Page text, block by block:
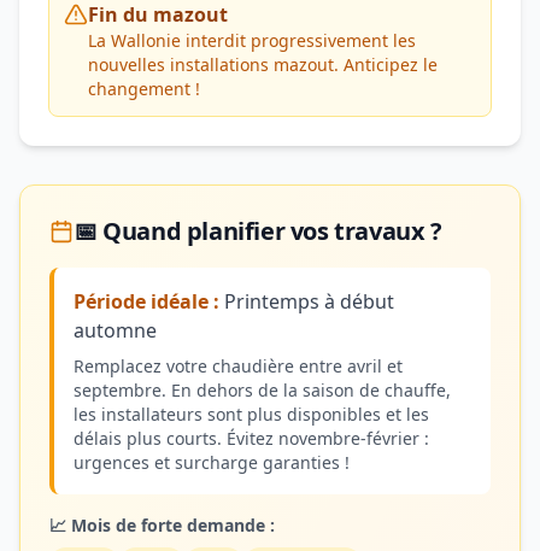
Fin du mazout
La Wallonie interdit progressivement les
nouvelles installations mazout. Anticipez le
changement !
📅 Quand planifier vos travaux ?
Période idéale : Printemps à début
automne
Remplacez votre chaudière entre avril et
septembre. En dehors de la saison de chauffe,
les installateurs sont plus disponibles et les
délais plus courts. Évitez novembre-février :
urgences et surcharge garanties !
📈 Mois de forte demande :